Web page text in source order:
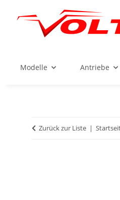
Modelle Antriebe
Zurück zur Liste